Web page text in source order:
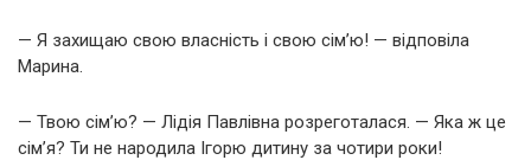
— Я захищаю свою власність і свою сім’ю! — відповіла
Марина.
— Твою сім’ю? — Лідія Павлівна розреготалася. — Яка ж це
сім’я? Ти не народила Ігорю дитину за чотири роки!